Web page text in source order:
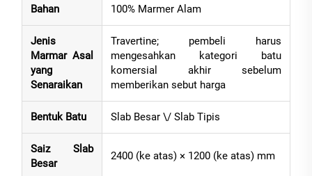
Bahan 100% Marmer Alam
Jenis
Marmar Asal
yang
Senaraikan
Travertine; pembeli harus
mengesahkan kategori batu
komersial akhir sebelum
memberikan sebut harga
Bentuk Batu Slab Besar \/ Slab Tipis
Saiz Slab
Besar
2400 (ke atas) × 1200 (ke atas) mm